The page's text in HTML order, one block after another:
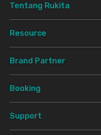
Tentang Rukita
Resource
Brand Partner
Booking
Support